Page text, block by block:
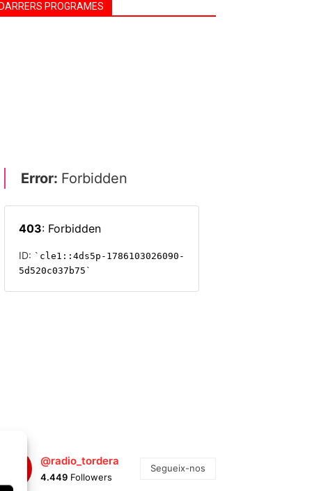
PROGRAMES
@radio_tordera
4.449 Followers
Segueix-nos